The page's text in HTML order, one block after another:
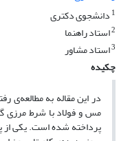
1 دانشجوی دکتری
2استاد راهنما
3استاد مشاور
چکیده
در این مقاله به مطالعه‌ی
مس و فولاد با شرط مرزی
پرداخته شده است. یکی از